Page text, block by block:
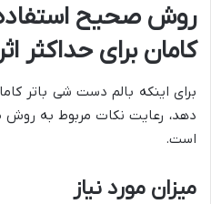
روش صحیح
کامان برای حداکثر
برای اینکه بالم دست شی باتر
دهد، رعایت نکات مربوط به روش
است.
میزان مورد نیاز